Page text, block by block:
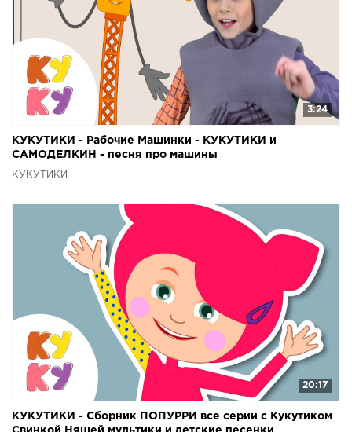
3:24
КУКУТИКИ - Рабочие Машинки - КУКУТИКИ и
САМОДЕЛКИН - песня про машины
КУКУТИКИ
20:17
КУКУТИКИ - Сборник ПОПУРРИ все серии с Кукутиком